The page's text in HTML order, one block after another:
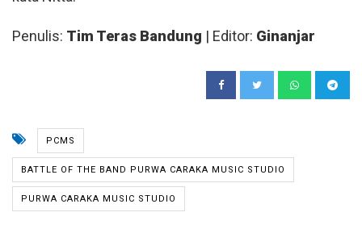
Penulis: Tim Teras Bandung | Editor: Ginanjar
PCMS
BATTLE OF THE BAND PURWA CARAKA MUSIC STUDIO
PURWA CARAKA MUSIC STUDIO